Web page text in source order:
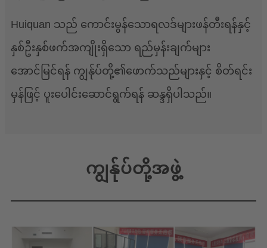
Huiquan သည် ကောင်းမွန်သောရလဒ်များဖန်တီးရန်နှင့်
နှစ်ဦးနှစ်ဖက်အကျိုးရှိသော ရည်မှန်းချက်များ
အောင်မြင်ရန် ကျွန်ုပ်တို့၏ဖောက်သည်များနှင့် စိတ်ရင်း
မှန်ဖြင့် ပူးပေါင်းဆောင်ရွက်ရန် ဆန္ဒရှိပါသည်။
ကျွန်ုပ်တို့အဖွဲ့